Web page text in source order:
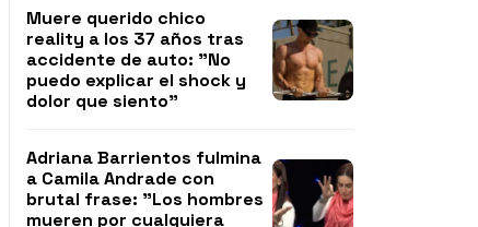
Muere querido chico
reality a los 37 años tras
accidente de auto: "No
puedo explicar el shock y
dolor que siento"
Adriana Barrientos fulmina
a Camila Andrade con
brutal frase: "Los hombres
mueren por cualquiera